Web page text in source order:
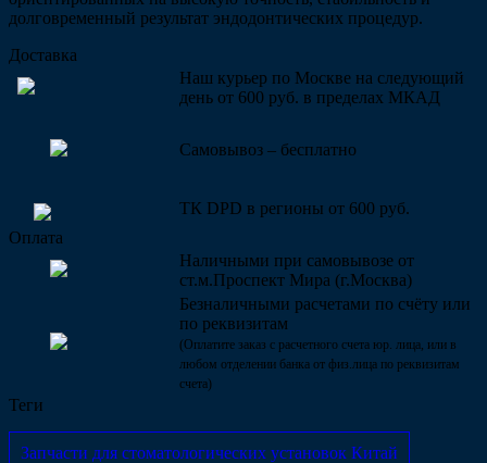
долговременный результат эндодонтических процедур.
Доставка
Наш курьер по Москве на следующий
день от 600 руб. в пределах МКАД
Самовывоз – бесплатно
ТК DPD в регионы от 600 руб.
Оплата
Наличными при самовывозе от
ст.м.Проспект Мира (г.Москва)
Безналичными расчетами по счёту или
по реквизитам
(Оплатите заказ с расчетного счета юр. лица, или в
любом отделении банка от физ.лица по реквизитам
счета)
Теги
Запчасти для стоматологических установок Китай